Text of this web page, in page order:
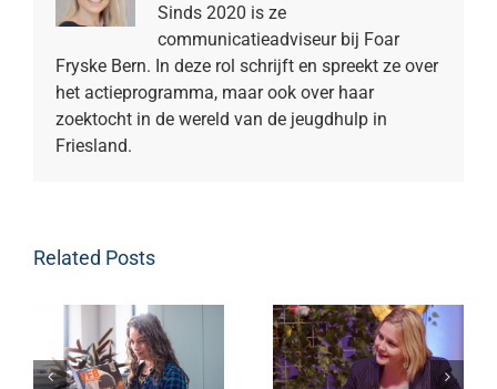
Sinds 2020 is ze
communicatieadviseur bij Foar
Fryske Bern. In deze rol schrijft en spreekt ze over
het actieprogramma, maar ook over haar
zoektocht in de wereld van de jeugdhulp in
Friesland.
Related Posts